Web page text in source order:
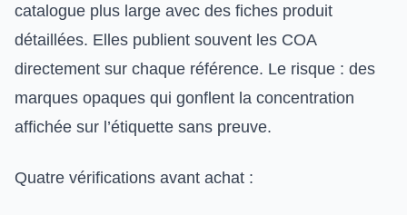
catalogue plus large avec des fiches produit
détaillées. Elles publient souvent les COA
directement sur chaque référence. Le risque : des
marques opaques qui gonflent la concentration
affichée sur l’étiquette sans preuve.
Quatre vérifications avant achat :